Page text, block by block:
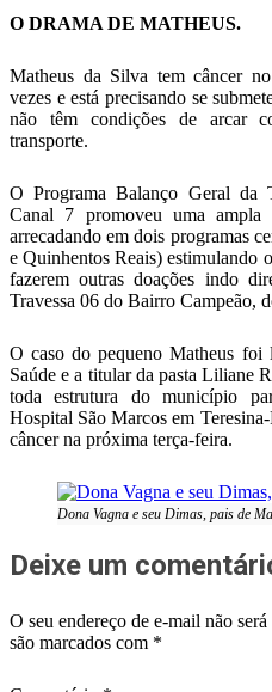
O DRAMA DE MATHEUS.
Matheus da Silva tem câncer
vezes e está precisando se
não têm condições de arcar
transporte.
O Programa Balanço Geral da
Canal 7 promoveu uma ampla
arrecadando em dois programas
e Quinhentos Reais) estimulando
fazerem outras doações indo
Travessa 06 do Bairro Campeão,
O caso do pequeno Matheus foi
Saúde e a titular da pasta Liliane
toda estrutura do município
Hospital São Marcos em
câncer na próxima terça-feira.
Dona Vagna e seu Dimas, pais de
Deixe um
O seu endereço de e-mail não
são marcados com *